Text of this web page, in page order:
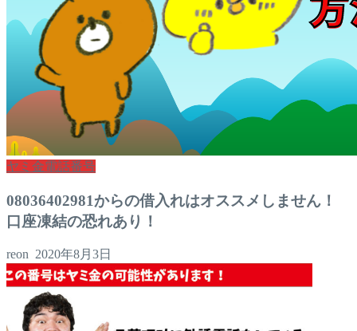
ヤミ金電話番号
08036402981からの借入れはオススメしません！
口座凍結の恐れあり！
reon 2020年8月3日